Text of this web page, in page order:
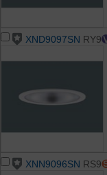
XND9097SN RY9
XNN9096SN RS9